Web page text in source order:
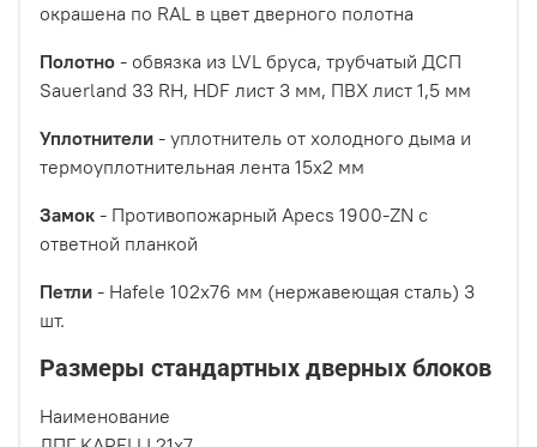
окрашена по RAL в цвет дверного полотна
Полотно - обвязка из LVL бруса, трубчатый ДСП
Sauerland 33 RH, HDF лист 3 мм, ПВХ лист 1,5 мм
Уплотнители - уплотнитель от холодного дыма и
термоуплотнительная лента 15х2 мм
Замок - Противопожарный Apecs 1900-ZN с
ответной планкой
Петли - Hafele 102х76 мм (нержавеющая сталь) 3
шт.
Размеры стандартных дверных блоков
Наименование